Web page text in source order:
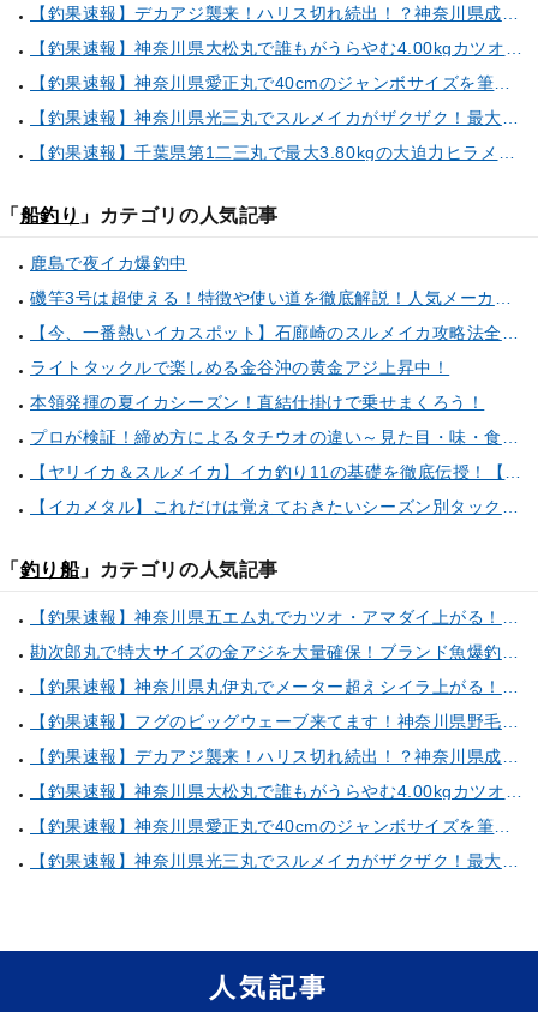
「 船釣り 」カテゴリの人気記事
鹿島で夜イカ爆釣中
ライトタックルで楽しめる金谷沖の黄金アジ上昇中！
本領発揮の夏イカシーズン！直結仕掛けで乗せまくろう！
「 釣り船」カテゴリの人気記事
人気記事